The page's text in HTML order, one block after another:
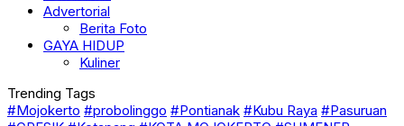
Advertorial
Berita Foto
GAYA HIDUP
Kuliner
Trending Tags
#Mojokerto #probolinggo #Pontianak #Kubu Raya #Pasuruan